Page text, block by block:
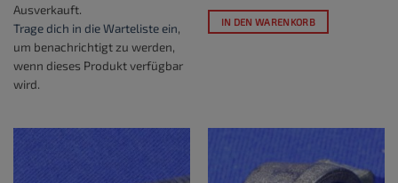
Ausverkauft.
Trage dich in die Warteliste ein,
um benachrichtigt zu werden,
wenn dieses Produkt verfügbar
wird.
IN DEN WARENKORB